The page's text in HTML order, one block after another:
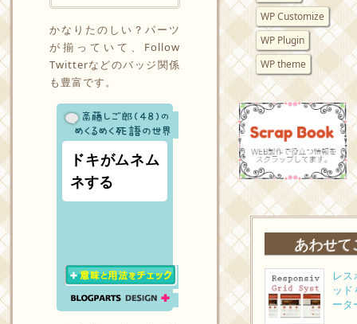
かなりたのしい？パーツ
が揃っていて、Follow
Twitterなどのバッジ関係
も豊富です。
ドキがムネム
ネする
WP Customize
WP Plugin
WP theme
あわせて
レ
ッ
ータ